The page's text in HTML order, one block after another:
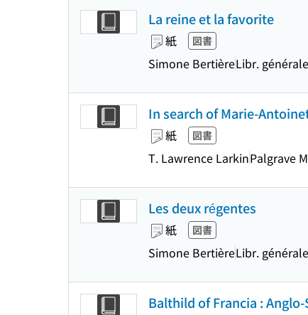
La reine et la favorite
紙 図書
Simone BertièreLibr.
In search of Marie-
紙 図書
T. Lawrence LarkinPalgrave
Les deux régentes
紙 図書
Simone BertièreLibr.
Balthild of Francia :